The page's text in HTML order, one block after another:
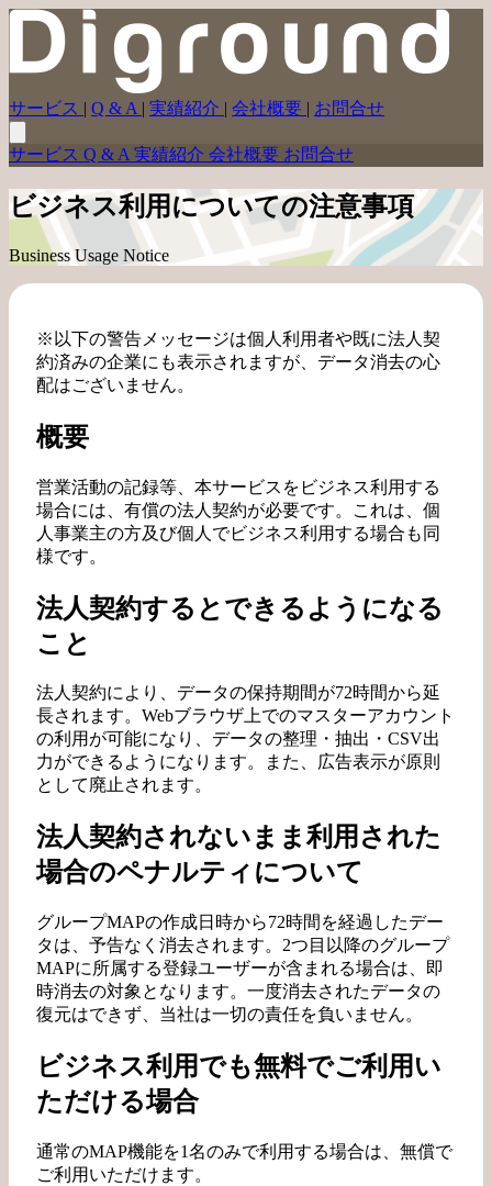
サービス | Q & A | 実績紹介 | 会社概要 | お問合せ
サービス Q & A 実績紹介 会社概要 お問合せ
ビジネス利用についての注意事項
Business Usage Notice
※以下の警告メッセージは個人利用者や既に法人契
約済みの企業にも表示されますが、データ消去の心
配はございません。
概要
営業活動の記録等、本サービスをビジネス利用する
場合には、有償の法人契約が必要です。これは、個
人事業主の方及び個人でビジネス利用する場合も同
様です。
法人契約するとできるようになる
こと
法人契約により、データの保持期間が72時間から延
長されます。Webブラウザ上でのマスターアカウント
の利用が可能になり、データの整理・抽出・CSV出
力ができるようになります。また、広告表示が原則
として廃止されます。
法人契約されないまま利用された
場合のペナルティについて
グループMAPの作成日時から72時間を経過したデー
タは、予告なく消去されます。2つ目以降のグループ
MAPに所属する登録ユーザーが含まれる場合は、即
時消去の対象となります。一度消去されたデータの
復元はできず、当社は一切の責任を負いません。
ビジネス利用でも無料でご利用い
ただける場合
通常のMAP機能を1名のみで利用する場合は、無償で
ご利用いただけます。